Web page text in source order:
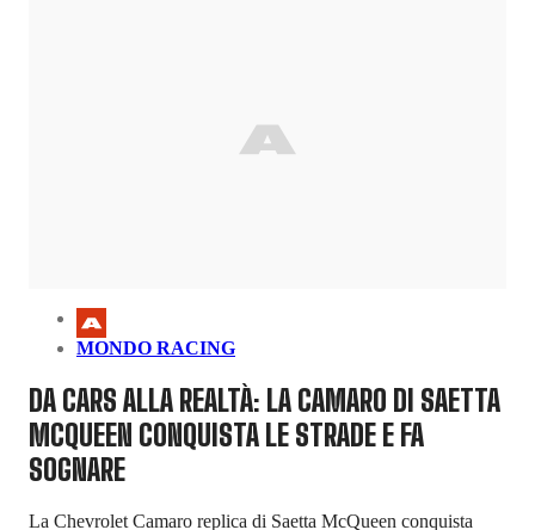
MONDO RACING
DA CARS ALLA REALTÀ: LA CAMARO DI SAETTA
MCQUEEN CONQUISTA LE STRADE E FA
SOGNARE
La Chevrolet Camaro replica di Saetta McQueen conquista